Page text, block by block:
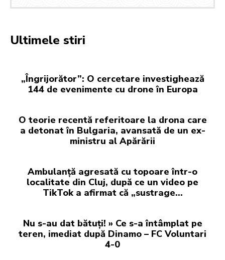
Ultimele stiri
„Îngrijorător”: O cercetare investighează
144 de evenimente cu drone în Europa
O teorie recentă referitoare la drona care
a detonat în Bulgaria, avansată de un ex-
ministru al Apărării
Ambulanță agresată cu topoare într-o
localitate din Cluj, după ce un video pe
TikTok a afirmat că „sustrage…
Nu s-au dat bătuți! » Ce s-a întâmplat pe
teren, imediat după Dinamo – FC Voluntari
4-0